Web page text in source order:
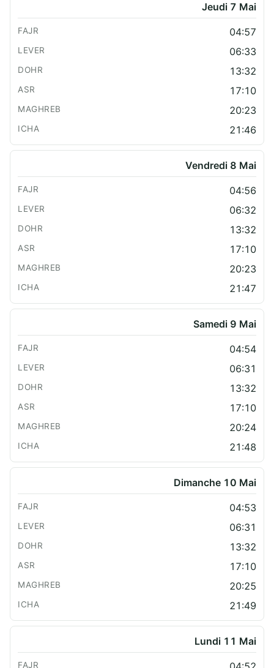
Jeudi 7 Mai
04:57
06:33
13:32
17:10
20:23
21:46
Vendredi 8 Mai
04:56
06:32
13:32
17:10
20:23
21:47
Samedi 9 Mai
04:54
06:31
13:32
17:10
20:24
21:48
Dimanche 10 Mai
04:53
06:31
13:32
17:10
20:25
21:49
Lundi 11 Mai